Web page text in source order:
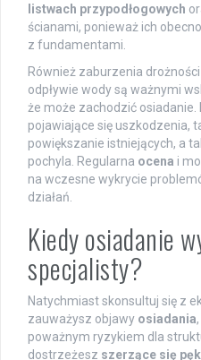
listwach przypodłogowych
ścianami, ponieważ ich
z fundamentami.
Również zaburzenia drożności
odpływie wody są ważnymi
że może zachodzić
pojawiające się uszkodzenia,
powiększanie istniejących, a
pochyla. Regularna ocena i
na wczesne wykrycie
działań.
Kiedy osiadanie
specjalisty?
Natychmiast skonsultuj się z
zauważysz objawy osiadania
poważnym ryzykiem dla
dostrzeżesz szerzące się